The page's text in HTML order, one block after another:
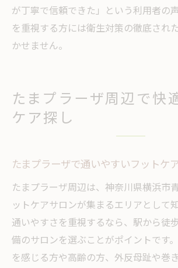
が丁寧で信頼できた」という利用者の
を重視する方には衛生対策の徹底され
かせません。
たまプラーザ周辺で快
ケア探し
たまプラーザで通いやすいフットケ
たまプラーザ周辺は、神奈川県横浜市
ットケアサロンが集まるエリアとして
通いやすさを重視するなら、駅から徒
備のサロンを選ぶことがポイントです
を感じる方や高齢の方、外反母趾や巻